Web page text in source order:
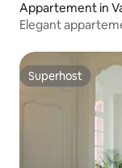
Appartement in
Elegant
Superhost
Superhost